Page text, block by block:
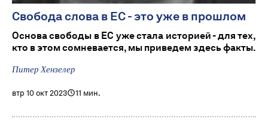
Свобода слова в ЕС - это уже в прошлом
Основа свободы в ЕС уже стала историей - для тех,
кто в этом сомневается, мы приведем здесь факты.
Питер Хензелер
втр 10 окт 2023 11 мин.